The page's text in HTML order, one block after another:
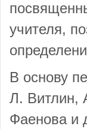
учителя,
В основу
Л. Витлин,
Фаенова и